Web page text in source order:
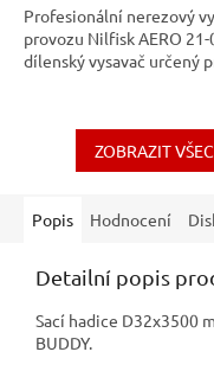
Profesionální nerezový
provozu Nilfisk AERO
dílenský vysavač určený
ZOBRAZIT
Popis Hodnocení
Detailní popis
Sací hadice D32x3500
BUDDY.